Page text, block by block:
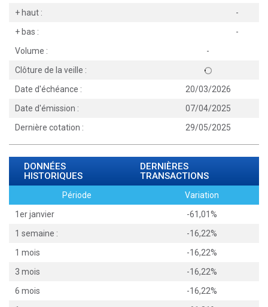
+ haut :
-
+ bas :
-
Volume :
-
Clôture de la veille :
Date d'échéance :
20/03/2026
Date d'émission :
07/04/2025
Dernière cotation :
29/05/2025
DONNÉES
HISTORIQUES
DERNIÈRES
TRANSACTIONS
Période
Variation
1er janvier
-61,01%
1 semaine :
-16,22%
1 mois
-16,22%
3 mois
-16,22%
6 mois
-16,22%